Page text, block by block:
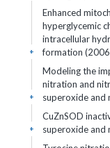
Enhanced
hyperglycemic
intracellular
formation
+
Modeling the
nitration and
superoxide and
+
CuZnSOD
superoxide and
+